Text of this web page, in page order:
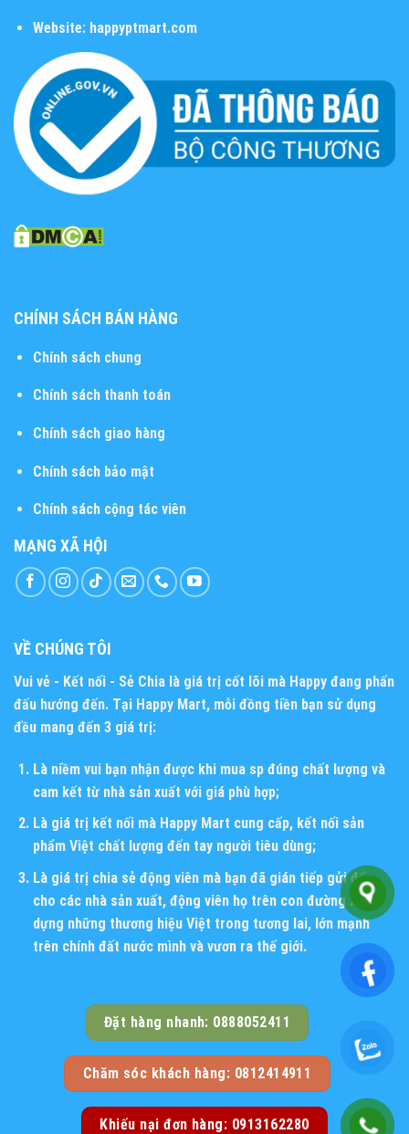
Website: happyptmart.com
CHÍNH SÁCH BÁN HÀNG
Chính sách chung
Chính sách thanh toán
Chính sách giao hàng
Chính sách bảo mật
Chính sách cộng tác viên
MẠNG XÃ HỘI
VỀ CHÚNG TÔI
Vui vẻ - Kết nối - Sẻ Chia là giá trị cốt lõi mà Happy đang phấn
đấu hướng đến. Tại Happy Mart, mỗi đồng tiền bạn sử dụng
đều mang đến 3 giá trị:
Là niềm vui bạn nhận được khi mua sp đúng chất lượng và
cam kết từ nhà sản xuất với giá phù hợp;
Là giá trị kết nối mà Happy Mart cung cấp, kết nối sản
phẩm Việt chất lượng đến tay người tiêu dùng;
Là giá trị chia sẻ động viên mà bạn đã gián tiếp gửi đến
cho các nhà sản xuất, động viên họ trên con đường xây
dựng những thương hiệu Việt trong tương lai, lớn mạnh
trên chính đất nước mình và vươn ra thế giới.
Đặt hàng nhanh: 0888052411
Chăm sóc khách hàng: 0812414911
Khiếu nại đơn hàng: 0913162280